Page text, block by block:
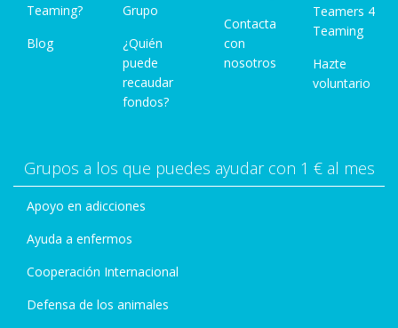
Teaming?
Blog
Grupo
¿Quién
puede
recaudar
fondos?
Contacta
con
nosotros
Teamers 4
Teaming
Hazte
voluntario
Grupos a los que puedes ayudar con 1 € al mes
Apoyo en adicciones
Ayuda a enfermos
Cooperación Internacional
Defensa de los animales